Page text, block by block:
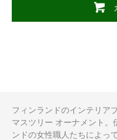
フィンランドのインテリア
マスツリー オーナメント。
ンドの女性職人たちによっ